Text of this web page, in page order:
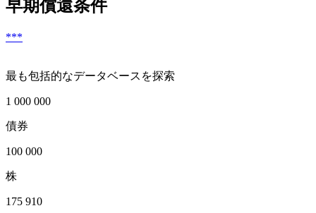
早期償還条件
***
最も包括的なデータベースを探索
1 000 000
債券
100 000
株
175 910